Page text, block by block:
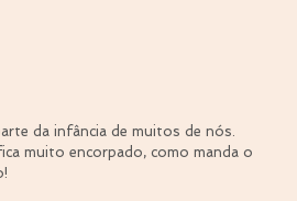
da infância de muitos de nós.
muito encorpado, como manda o